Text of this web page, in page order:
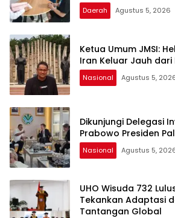
Daerah Agustus 5, 2026
Ketua Umum JMSI:
Iran Keluar Jauh dari
Nasional Agustus 5,
Dikunjungi Delegasi
Prabowo Presiden
Nasional Agustus 5,
UHO Wisuda 732
Tekankan Adaptasi
Tantangan Global